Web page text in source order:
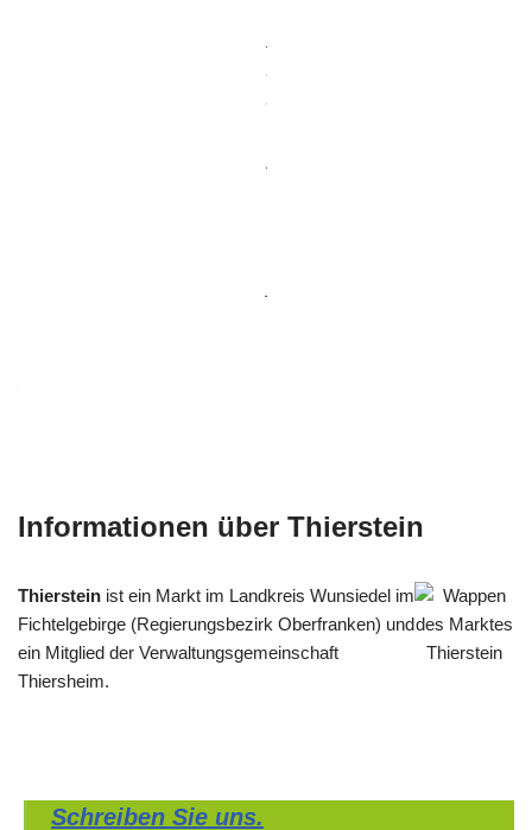
Informationen über Thierstein
Thierstein ist ein Markt im Landkreis Wunsiedel im
Fichtelgebirge (Regierungsbezirk Oberfranken) und
ein Mitglied der Verwaltungsgemeinschaft
Thiersheim.
Schreiben Sie uns.